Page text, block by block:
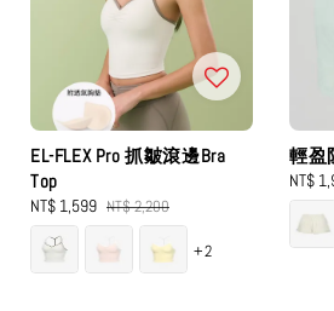
EL-FLEX Pro 抓皺滾邊Bra
Top
Sale
price
NT$ 1,599 Regular
price
NT$ 2,200
+2
輕盈
Sale
price
NT$